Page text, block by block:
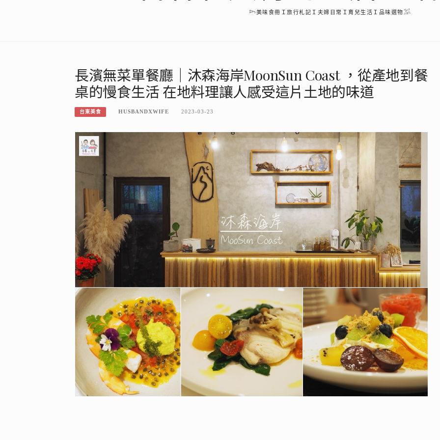
𓆸美味食冊Ｉ旅行札記Ｉ夫婦日常Ｉ育兒生活Ｉ品味選物𓅮
長濱無菜單餐廳｜沐森海岸MoonSun Coast ，從產地到餐
桌的慢食生活 在地料理讓人感受這片土地的味道
台東美食 HUSBANDXWIFE 2023-03-23